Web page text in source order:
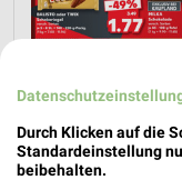
Durch Klicken auf die
Standardeinstellung
beibehalten.